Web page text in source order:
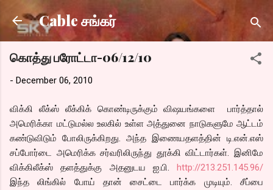
Skip to main content
Cable சங்கர்
கொத்து பரோட்டா-06/12/10
- December 06, 2010
விக்கி லீக்ஸ் லீக்கிக் கொண்டிருக்கும் விஷயங்களை பார்த்தால்
அமெரிக்கா மட்டுமல்ல உலகில் உள்ள அத்துனை நாடுகளுமே ஆட்டம்
கண்டுவிடும் போலிருக்கிறது. அந்த இணையதளத்தின் டி.என்.எஸ்
சப்போர்டை அமெரிக்க சர்வரிலிருந்து தூக்கி விட்டார்கள். இனிமே
விக்கிலீக்ஸ் தளத்துக்கு அதனுடய ஐ.பி. http://213.251.145.96/
இந்த லிங்கில் போய் தான் சைட்டை பார்க்க முடியும். சீப்பை